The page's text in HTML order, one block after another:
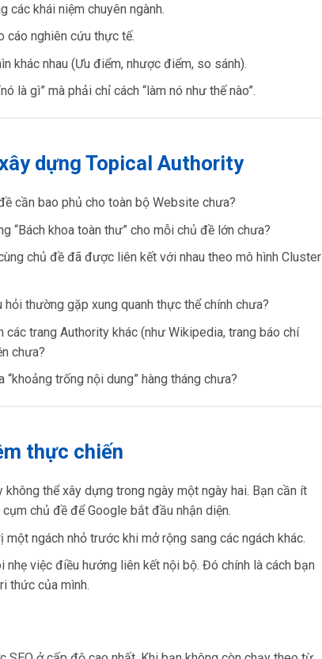
các khái niệm chuyên ngành.
cáo nghiên cứu thực tế.
khác nhau (Ưu điểm, nhược điểm, so sánh).
là gì” mà phải chỉ cách “làm nó như thế nào”.
dựng Topical Authority
cần bao phủ cho toàn bộ Website chưa?
“Bách khoa toàn thư” cho mỗi chủ đề lớn chưa?
chủ đề đã được liên kết với nhau theo mô hình Cluster
thường gặp xung quanh thực thể chính chưa?
các trang Authority khác (như Wikipedia, trang báo chí
chưa?
trống nội dung” hàng tháng chưa?
thực chiến
không thể xây dựng trong ngày một ngày hai. Bạn cần ít
chủ đề để Google bắt đầu nhận diện.
một ngách nhỏ trước khi mở rộng sang các ngách khác.
nhẹ việc điều hướng liên kết nội bộ. Đó chính là cách bạn
thức của mình.